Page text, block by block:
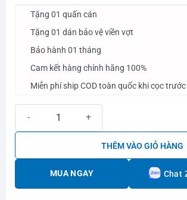
6.300.000₫.
hiện
5.800.000₫.
Tặng 01 quấn cán
Tặng 01 dán bảo vệ viền vợt
Bảo hành 01 tháng
Cam kết hàng chính hãng 100%
Miễn phí ship COD toàn quốc khi cọc
THÊM VÀO GIỎ HÀNG
MUA NGAY Chat